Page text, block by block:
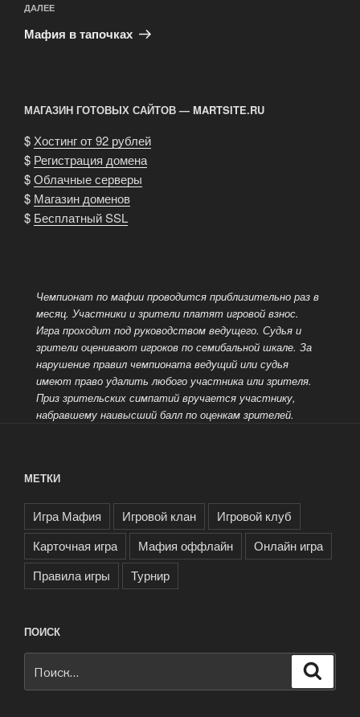
Следующая
запись
ДАЛЕЕ
Мафия в тапочках
МАГАЗИН ГОТОВЫХ САЙТОВ — MARTSITE.RU
$Хостинг от 92 рублей
$ Регистрация домена
$Облачные серверы
$ Магазин доменов
$ Бесплатный SSL
Чемпионат по мафии проводится приблизительно раз в
месяц. Участники и зрители платят игровой взнос.
Игра проходит под руководством ведущего. Судья и
зрители оценивают игроков по семибальной шкале. За
нарушение правил чемпионата ведущий или судья
имеют право удалить любого участника или зрителя.
Приз зрительских симпатий вручается участнику,
набравшему наивысший балл по оценкам зрителей.
МЕТКИ
Игра Мафия Игровой клан
Игровой клуб
Карточная игра
Мафия оффлайн
Онлайн игра
Правила игры
Турнир
ПОИСК